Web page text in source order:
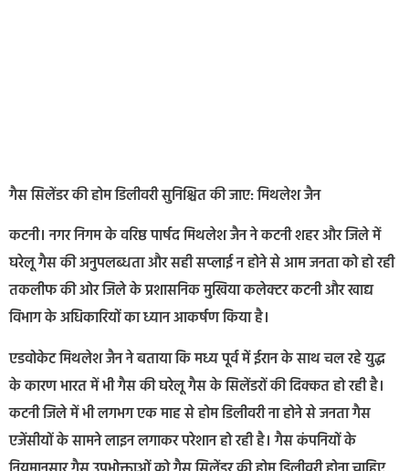
गैस सिलेंडर की होम डिलीवरी सुनिश्चित की जाए: मिथलेश जैन
कटनी। नगर निगम के वरिष्ठ पार्षद मिथलेश जैन ने कटनी शहर और जिले में
घरेलू गैस की अनुपलब्धता और सही सप्लाई न होने से आम जनता को हो रही
तकलीफ की ओर जिले के प्रशासनिक मुखिया कलेक्टर कटनी और खाद्य
विभाग के अधिकारियों का ध्यान आकर्षण किया है।
एडवोकेट मिथलेश जैन ने बताया कि मध्य पूर्व में ईरान के साथ चल रहे युद्ध
के कारण भारत में भी गैस की घरेलू गैस के सिलेंडरों की दिक्कत हो रही है।
कटनी जिले में भी लगभग एक माह से होम डिलीवरी ना होने से जनता गैस
एजेंसीयों के सामने लाइन लगाकर परेशान हो रही है। गैस कंपनियों के